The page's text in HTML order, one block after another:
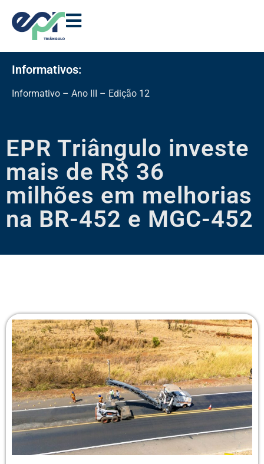
Informativos:
Inf
EPR Triângulo investe
mais de R$ 36
milhões em melhorias
na BR-452 e MGC-452